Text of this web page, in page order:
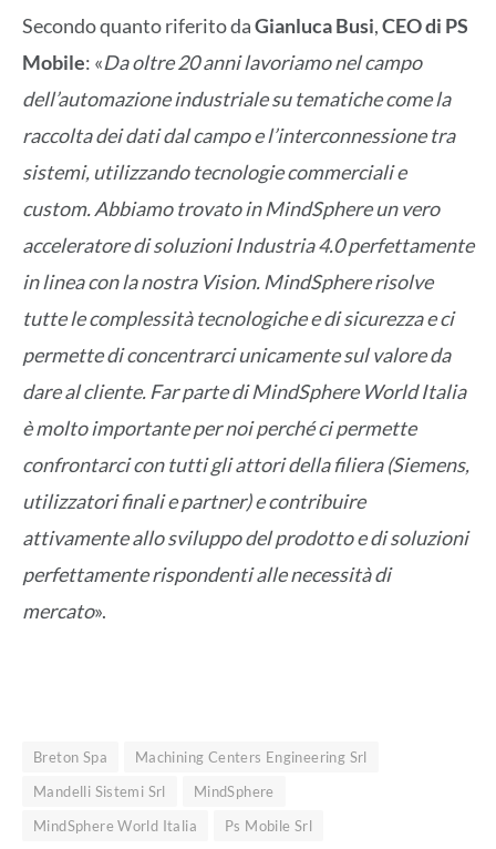
Secondo quanto riferito daGianluca Busi,CEO di PS
Mobile: «Da oltre 20 anni lavoriamo nel campo
dell’automazione industriale su tematiche come la
raccolta dei dati dal campo e l’interconnessione tra
sistemi, utilizzando tecnologie commerciali e
custom. Abbiamo trovato in MindSphere un vero
acceleratore di soluzioni Industria 4.0 perfettamente
in linea con la nostra Vision. MindSphere risolve
tutte le complessità tecnologiche e di sicurezza e ci
permette di concentrarci unicamente sul valore da
dare al cliente. Far parte di MindSphere World Italia
è molto importante per noi perché ci permette
confrontarci con tutti gli attori della filiera (Siemens,
utilizzatori finali e partner) e contribuire
attivamente allo sviluppo del prodotto e di soluzioni
perfettamente rispondenti alle necessità di
mercato».
Breton Spa
Machining Centers Engineering Srl
Mandelli Sistemi Srl
MindSphere
MindSphere World Italia
Ps Mobile Srl